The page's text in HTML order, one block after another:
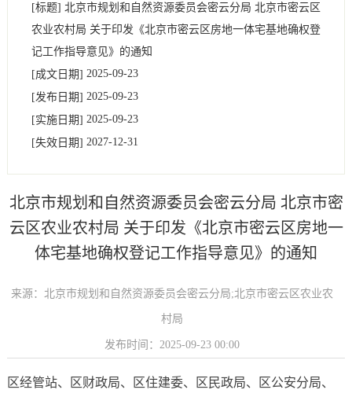
[标题] 北京市规划和自然资源委员会密云分局 北京市密云区
农业农村局 关于印发《北京市密云区房地一体宅基地确权登
记工作指导意见》的通知
[成文日期] 2025-09-23
[发布日期] 2025-09-23
[实施日期] 2025-09-23
[失效日期] 2027-12-31
北京市规划和自然资源委员会密云分局 北京市密
云区农业农村局 关于印发《北京市密云区房地一
体宅基地确权登记工作指导意见》的通知
来源：北京市规划和自然资源委员会密云分局;北京市密云区农业农
村局
发布时间：2025-09-23 00:00
区经管站、区财政局、区住建委、区民政局、区公安分局、